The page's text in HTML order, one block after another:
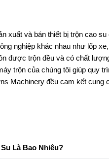
xuất và bán thiết bị trộn cao
nghiệp khác nhau như lốp
được trộn đều và có chất
trộn của chúng tôi giúp quy
Machinery đều cam kết cung
Là Bao Nhiêu?